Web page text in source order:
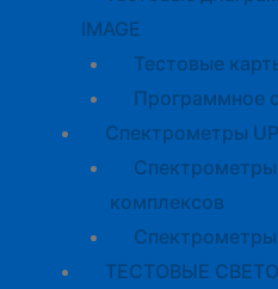
IMAGE
Тестовые
Программное
Спектрометры
комплексов
ТЕСТОВЫЕ